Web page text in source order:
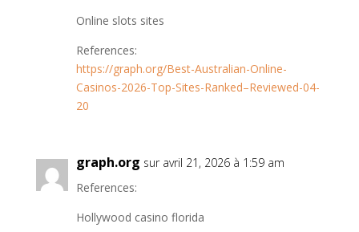
Online slots sites
References:
https://graph.org/Best-Australian-Online-
Casinos-2026-Top-Sites-Ranked–Reviewed-04-
20
graph.org sur avril 21, 2026 à 1:59 am
References:
Hollywood casino florida